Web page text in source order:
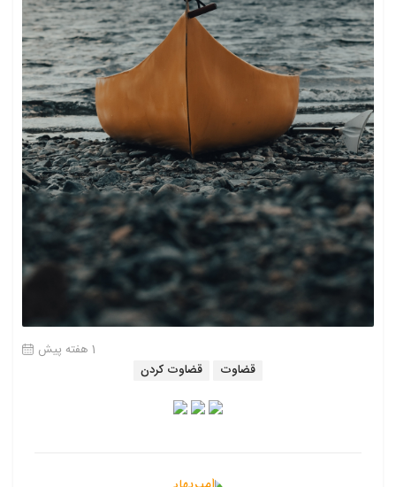
1 هفته پیش
قضاوت
قضاوت کردن